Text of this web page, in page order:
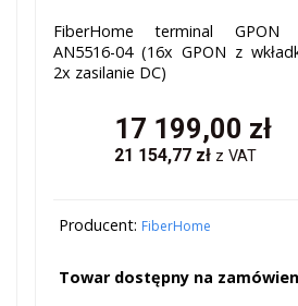
FiberHome terminal GPON
AN5516-04 (16x GPON z
2x zasilanie DC)
17 199,00 zł
21 154,77zł z VAT
Producent: FiberHome
Towar dostępny na